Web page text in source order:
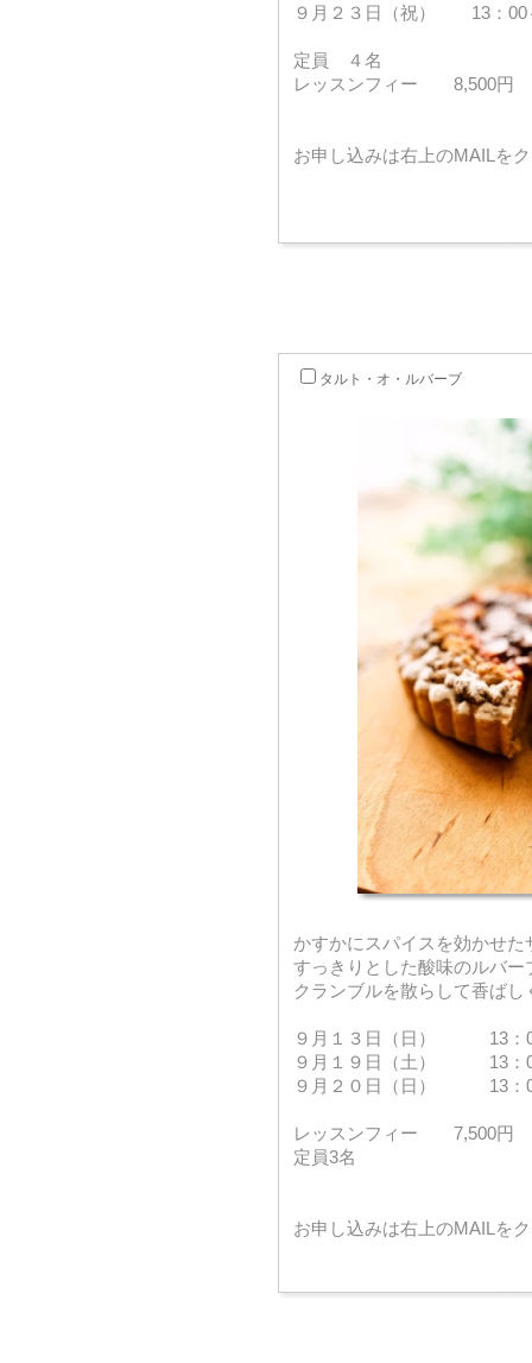
９月２３日（祝） 13
定員 ４名
レッスンフィー 8,500円
お申し込みは右上のMAILを
タルト・オ・ルバーブ
かすかにスパイスを効かせ
すっきりとした酸味のルバー
クランブルを散らして香ば
９月１３日（日） 13：
９月１９日（土） 13：
９月２０日（日） 13：
レッスンフィー 7,500円
定員3名
お申し込みは右上のMAILを